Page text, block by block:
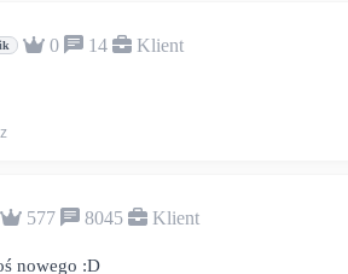
0 14 Klient
577 8045 Klient
nowego :D